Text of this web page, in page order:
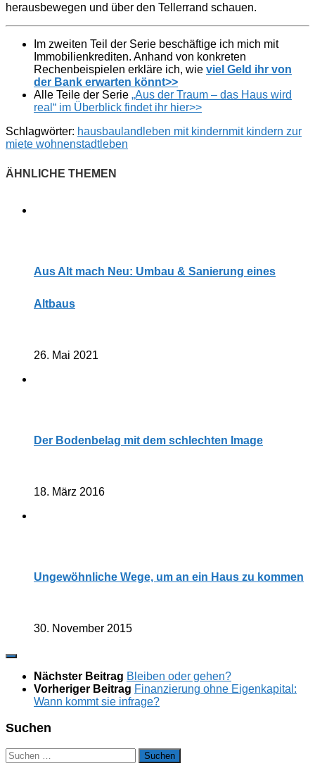
herausbewegen und über den Tellerrand schauen.
Im zweiten Teil der Serie beschäftige ich mich mit
Immobilienkrediten. Anhand von konkreten
Rechenbeispielen erkläre ich, wie viel Geld ihr von
der Bank erwarten könnt>>
Alle Teile der Serie „Aus der Traum – das Haus wird
real“ im Überblick findet ihr hier>>
Schlagwörter: hausbau landleben mit kindernmit kindern zur
miete wohnenstadtleben
Aus Alt mach Neu: Umbau & Sanierung eines
Altbaus
26. Mai 2021
Der Bodenbelag mit dem schlechten Image
18. März 2016
Ungewöhnliche Wege, um an ein Haus zu kommen
30. November 2015
Nächster Beitrag Bleiben oder gehen?
Vorheriger Beitrag Finanzierung ohne Eigenkapital:
Wann kommt sie infrage?
Suchen
Suchen
nach: